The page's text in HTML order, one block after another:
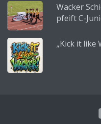
Wacker
pfeift C-
„Kick it like